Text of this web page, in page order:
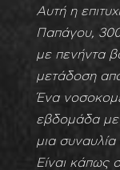
Αυτή η
Παπάγου,
με πενήντα
μετάδοση
Ένα
εβδομάδα
μια συναυλία
Είναι κάπως